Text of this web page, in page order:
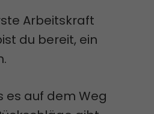
Arbeitskraft
du bereit, ein
es auf dem Weg